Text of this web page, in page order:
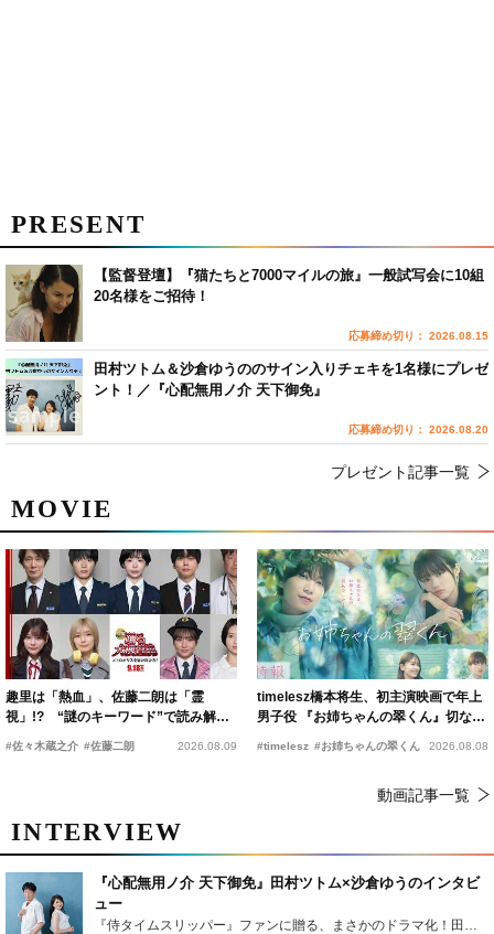
MOVIE
趣里は「熱血」、佐藤二朗は「霊
視」!? “謎のキーワード”で読み解く
『踊る大捜査線 N.E.W.』新メンバー
#佐々木蔵之介 #佐藤二朗 2026.08.09
timelesz橋本将生、初主演映画で年上
男子役 『お姉ちゃんの翠くん』切ない
恋の幕開けを予感
#timelesz #お姉ちゃんの翠くん 2026.08.08
動画記事一覧
INTERVIEW
『心配無用ノ介 天下御免』田村ツトム×沙倉ゆうのインタビ
ュー
PRESENT
【監督登壇】『猫たちと7000マイルの旅』一般試写会に10組
20名様をご招待！
応募締め切り： 2026.08.15
田村ツトム＆沙倉ゆうののサイン入りチェキを1名様にプレゼ
ント！／『心配無用ノ介 天下御免』
応募締め切り： 2026.08.20
プレゼント記事一覧